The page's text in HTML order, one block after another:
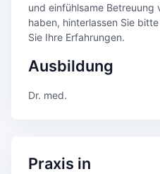
und einfühlsame Betreuung
haben, hinterlassen Sie
Sie Ihre Erfahrungen.
Ausbildung
Dr. med.
Praxis in